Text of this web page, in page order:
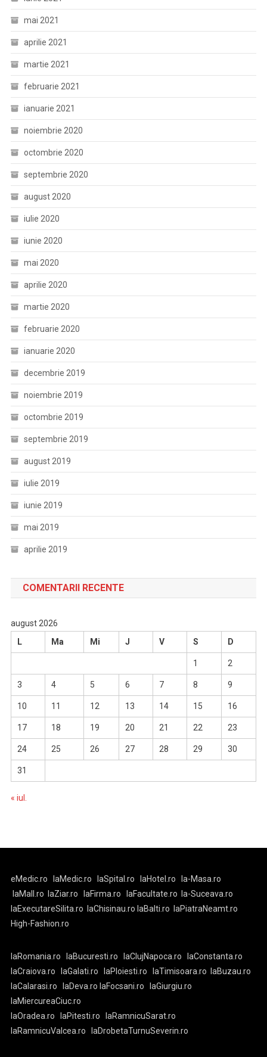
mai 2021
aprilie 2021
martie 2021
februarie 2021
ianuarie 2021
noiembrie 2020
octombrie 2020
septembrie 2020
august 2020
iulie 2020
iunie 2020
mai 2020
aprilie 2020
martie 2020
februarie 2020
ianuarie 2020
decembrie 2019
noiembrie 2019
octombrie 2019
septembrie 2019
august 2019
iulie 2019
iunie 2019
mai 2019
aprilie 2019
COMENTARII RECENTE
august 2026
L
Ma Mi J V S D
1 2
3 4 5 6 7 8 9
10 11 12 13 14 15 16
17 18 19 20 21 22 23
24 25 26 27 28 29 30
31
« iul.
eMedic.ro laMedic.ro laSpital.ro laHotel.ro
la-Masa.ro
laMall.ro
laZiar.ro laFirma.ro laFacultate.ro
la-Suceava.ro
laExecutareSilita.ro
laChisinau.ro laBalti.ro
laPiatraNeamt.ro
High-Fashion.ro
laRomania.ro laBucuresti.ro laClujNapoca.ro
laConstanta.ro
laCraiova.ro
laGalati.ro laPloiesti.ro laTimisoara.ro
laBuzau.ro
laCalarasi.ro
laDeva.ro laFocsani.ro
laGiurgiu.ro
laMiercureaCiuc.ro
laOradea.ro
laPitesti.ro
laRamnicuSarat.ro
laRamnicuValcea.ro
laDrobetaTurnuSeverin.ro